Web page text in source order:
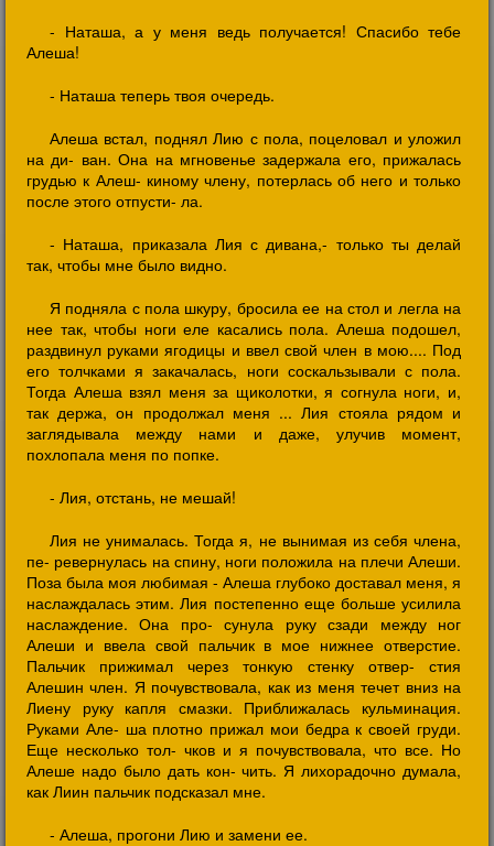
- Наташа, а у меня ведь получается! Спасибо тебе
Алеша!
- Наташа теперь твоя очередь.
Алеша встал, поднял Лию с пола, поцеловал и уложил
на ди- ван. Она на мгновенье задержала его, прижалась
грудью к Алеш- киному члену, потерлась об него и только
после этого отпусти- ла.
- Наташа, приказала Лия с дивана,- только ты делай
так, чтобы мне было видно.
Я подняла с пола шкуру, бросила ее на стол и легла на
нее так, чтобы ноги еле касались пола. Алеша подошел,
раздвинул руками ягодицы и ввел свой член в мою.... Под
его толчками я закачалась, ноги соскальзывали с пола.
Тогда Алеша взял меня за щиколотки, я согнула ноги, и,
так держа, он продолжал меня ... Лия стояла рядом и
заглядывала между нами и даже, улучив момент,
похлопала меня по попке.
- Лия, отстань, не мешай!
Лия не унималась. Тогда я, не вынимая из себя члена,
пе- ревернулась на спину, ноги положила на плечи Алеши.
Поза была моя любимая - Алеша глубоко доставал меня, я
наслаждалась этим. Лия постепенно еще больше усилила
наслаждение. Она про- сунула руку сзади между ног
Алеши и ввела свой пальчик в мое нижнее отверстие.
Пальчик прижимал через тонкую стенку отвер- стия
Алешин член. Я почувствовала, как из меня течет вниз на
Лиену руку капля смазки. Приближалась кульминация.
Руками Але- ша плотно прижал мои бедра к своей груди.
Еще несколько тол- чков и я почувствовала, что все. Но
Алеше надо было дать кон- чить. Я лихорадочно думала,
как Лиин пальчик подсказал мне.
- Алеша, прогони Лию и замени ее.